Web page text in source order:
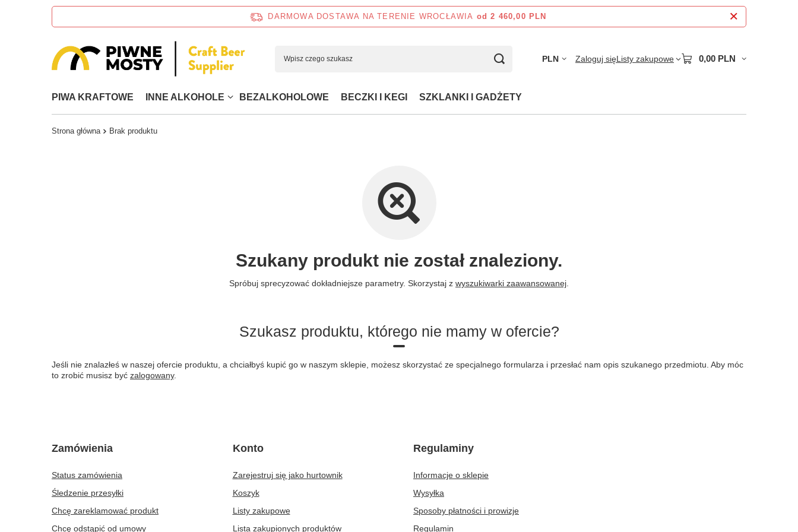
DARMOWA DOSTAWA NA TERENIE WROCŁAWIA od 2 460,00 PLN
PLN Zaloguj sięListy zakupowe 0,00 PLN
PIWA KRAFTOWE INNE ALKOHOLE BEZALKOHOLOWE BECZKI I KEGI SZKLANKI I GADŻETY
Strona główna Brak produktu
Szukany produkt nie został znaleziony.
Spróbuj sprecyzować dokładniejsze parametry. Skorzystaj z wyszukiwarki zaawansowanej
Szukasz produktu, którego nie mamy w ofercie?
Jeśli nie znalazłeś w naszej ofercie produktu, a chciałbyś kupić go w naszym sklepie, możesz skorzystać ze specjalnego formularza i przesłać nam opis szukanego przedmiotu. Aby móc
to zrobić musisz być zalogowany.
Zamówienia
Status zamówienia
Śledzenie przesyłki
Chcę zareklamować produkt
Chcę odstąpić od umowy
Konto
Zarejestruj się jako hurtownik
Koszyk
Listy zakupowe
Lista zakupionych produktów
Regulaminy
Informacje o sklepie
Wysyłka
Sposoby płatności i prowizje
Regulamin